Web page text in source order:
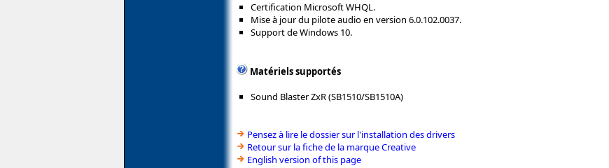
Certification Microsoft WHQL.
Mise à jour du pilote audio en version 6.0.102.0037.
Support de Windows 10.
Matériels supportés
Sound Blaster ZxR (SB1510/SB1510A)
Pensez à lire le dossier sur l'installation des drivers
Retour sur la fiche de la marque Creative
English version of this page